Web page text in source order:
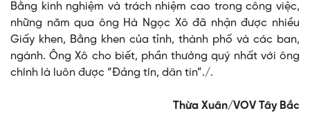
Bằng kinh nghiệm và trách nhiệm cao trong công việc,
những năm qua ông Hà Ngọc Xô đã nhận được nhiều
Giấy khen, Bằng khen của tỉnh, thành phố và các ban,
ngành. Ông Xô cho biết, phần thưởng quý nhất với ông
chính là luôn được “Đảng tín, dân tin”./.
Thừa Xuân/VOV Tây Bắc